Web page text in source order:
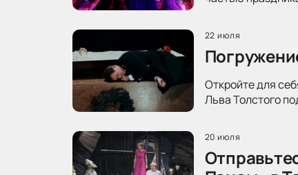
22 июля
Откройте для
Льва Толстого
20 июля